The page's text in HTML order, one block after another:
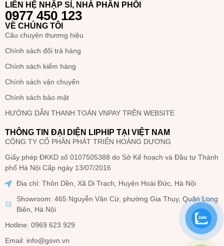
LIÊN HỆ NHẬP SỈ, NHÀ PHÂN PHỐI
0977 450 123
VỀ CHÚNG TÔI
Câu chuyên thương hiệu
Chính sách đổi trả hàng
Chính sách kiểm hàng
Chính sách vận chuyển
Chính sách bảo mật
HƯỚNG DẪN THANH TOÁN VNPAY TRÊN WEBSITE
THÔNG TIN ĐẠI DIỆN LIPHIP TẠI VIỆT NAM
CÔNG TY CỔ PHẦN PHÁT TRIỂN HOÀNG DƯƠNG
Giấy phép ĐKKD số 0107505388 do Sở Kế hoạch và Đầu tư Thành
phố Hà Nội Cấp ngày 13/07/2016
Địa chỉ: Thôn Dền, Xã Di Trạch, Huyện Hoài Đức, Hà Nội
Showroom: 465 Nguyễn Văn Cừ, phường Gia Thụy, Quận Long
Biên, Hà Nội
Hotline: 0969 623 929
Email: info@gsvn.vn